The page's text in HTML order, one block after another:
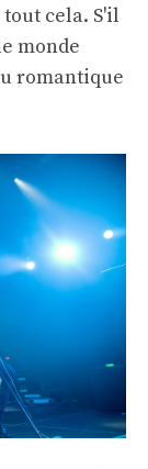
cela. S'il
monde
romantique